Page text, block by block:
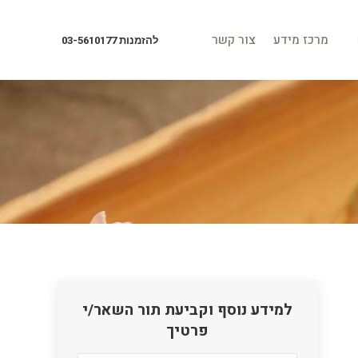
מרכז מידע צור קשר להזמנות 03-5610177
למידע נוסף וקביעת תור השאר/י
פרטיך